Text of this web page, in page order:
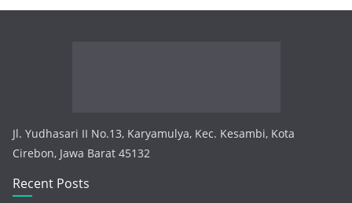
Jl. Yudhasari II No.13, Karyamulya, Kec. Kesambi, Kota
Cirebon, Jawa Barat 45132
Recent Posts